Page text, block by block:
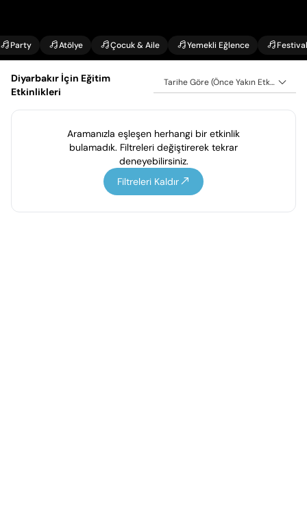
Party Atölye Çocuk & Aile Yemekli Eğlence Festival
Diyarbakır İçin Eğitim
Etkinlikleri
Tarihe Göre (Önce Yakın Etkinlikler)
Aramanızla eşleşen herhangi bir etkinlik
bulamadık. Filtreleri değiştirerek tekrar
deneyebilirsiniz.
Filtreleri Kaldır